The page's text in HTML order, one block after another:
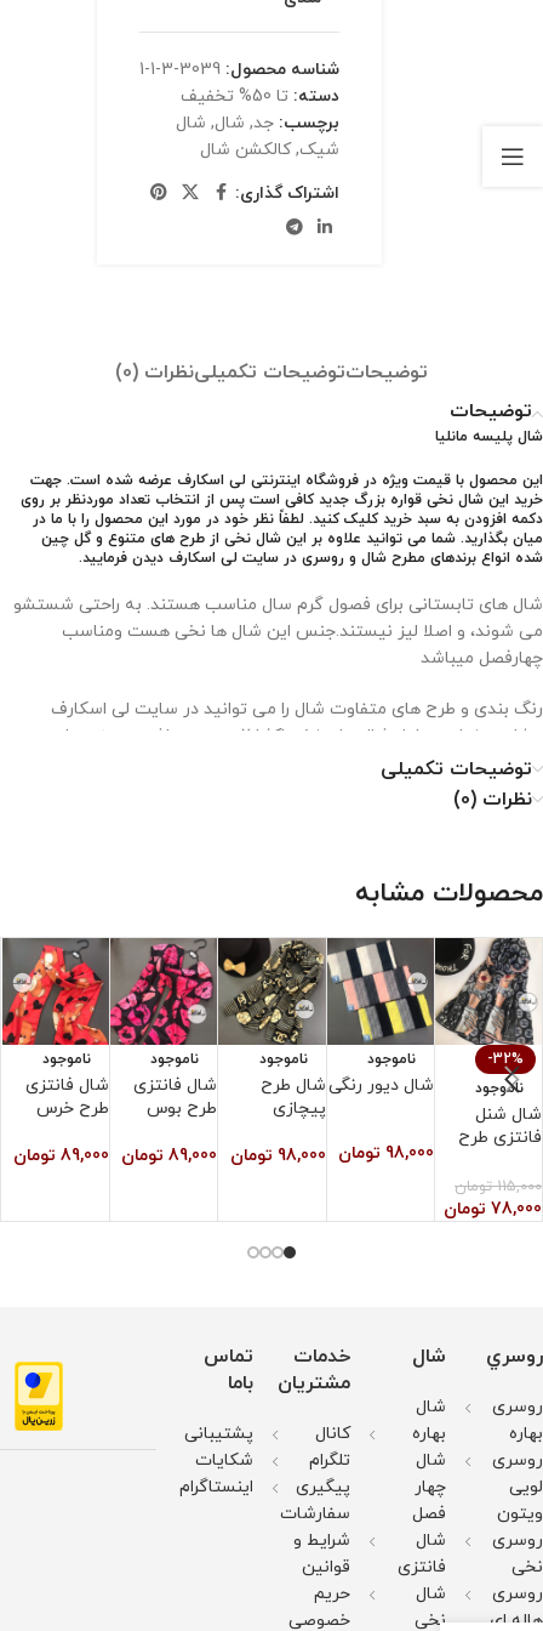
شناسه محصول: 3039-3-1-1
دسته: تا 50% تخفیف
برچسب: جد, شال, شال
شیک, کالکشن شال
اشتراک گذاری:
توضیحاتتوضیحات تکمیلینظرات (0)
توضیحات
شال پلیسه مانلیا
این محصول با قیمت ویژه در فروشگاه اینترنتی لی اسکارف عرضه شده است. جهت
خرید این شال نخی قواره بزرگ جدید کافی است پس از انتخاب تعداد موردنظر بر روی
دکمه افزودن به سبد خرید کلیک کنید. لطفاً نظر خود در مورد این محصول را با ما در
میان بگذارید. شما می توانید علاوه بر این شال نخی از طرح های متنوع و گل چین
شده انواع برندهای مطرح شال و روسری در سایت لی اسکارف دیدن فرمایید.
شال های تابستانی برای فصول گرم سال مناسب هستند. به راحتی شستشو
می شوند، و اصلا لیز نیستند.جنس این شال ها نخی هست ومناسب
چهارفصل میباشد
رنگ بندی و طرح های متفاوت شال را می توانید در سایت لی اسکارف
مشاهده نمایید. طول شال های نخی اکثرا 2 متر می باشد و عرض های
متفاوتی دارن
نحوه نگهداری از شال نخی
۲. خشکشویی نشود.
۳. از خشک کن استفاده نشود.
توضیحات تکمیلی
نظرات (0)
محصولات مشابه
-32%
ناموجود
شال شنل
فانتزی طرح
115,000 تومان
78,000 تومان
ناموجود
شال دیور رنگی
98,000 تومان
ناموجود
شال طرح
پیچازی
98,000 تومان
ناموجود
شال فانتزی
طرح بوس
89,000 تومان
ناموجود
شال فانتزی
طرح خرس
89,000 تومان
روسري
روسری
بهاره
روسری
لویی
ویتون
روسری
نخی
روسری
هاله ای
شال
شال
بهاره
شال
چهار
فصل
شال
فانتزی
شال
نخی
خدمات
مشتریان
کانال
تلگرام
پیگیری
سفارشات
شرایط و
قوانین
حریم
خصوصی
تماس
باما
پشتیبانی
شکایات
اینستاگرام